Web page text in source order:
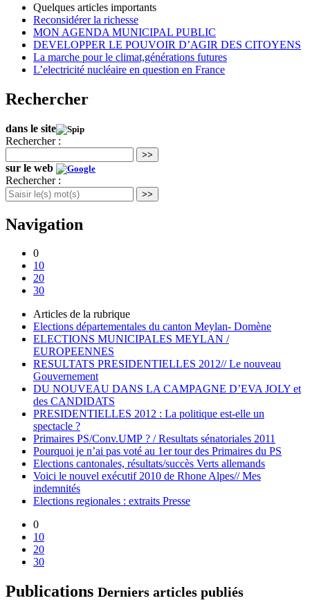
Quelques articles importants
Reconsidérer la richesse
MON AGENDA MUNICIPAL PUBLIC
DEVELOPPER LE POUVOIR D’AGIR DES CITOYENS
La marche pour le climat,générations futures
L’electricité nucléaire en question en France
Rechercher
dans le site
Rechercher :
>>
sur le web
Rechercher :
>>
Navigation
0
10
20
30
Articles de la rubrique
Elections départementales du canton Meylan- Domène
ELECTIONS MUNICIPALES MEYLAN /
EUROPEENNES
RESULTATS PRESIDENTIELLES 2012// Le nouveau
Gouvernement
DU NOUVEAU DANS LA CAMPAGNE D’EVA JOLY et
des CANDIDATS
PRESIDENTIELLES 2012 : La politique est-elle un
spectacle ?
Primaires PS/Conv.UMP ? / Resultats sénatoriales 2011
Pourquoi je n’ai pas voté au 1er tour des Primaires du PS
Elections cantonales, résultats/succès Verts allemands
Voici le nouvel exécutif 2010 de Rhone Alpes// Mes
indemnités
Elections regionales : extraits Presse
0
10
20
30
Publications Derniers articles publiés